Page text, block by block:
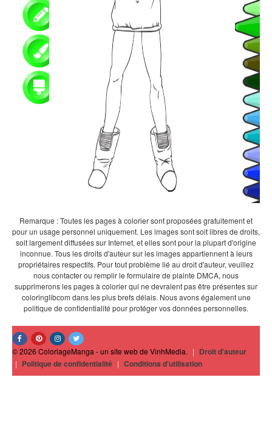
Remarque : Toutes les pages à colorier sont proposées gratuitement et
pour un usage personnel uniquement. Les images sont soit libres de droits,
soit largement diffusées sur Internet, et elles sont pour la plupart d'origine
inconnue. Tous les droits d'auteur sur les images appartiennent à leurs
propriétaires respectifs. Pour tout problème lié au droit d'auteur, veuillez
nous contacter ou remplir le formulaire de plainte DMCA, nous
supprimerons les pages à colorier qui ne devraient pas être présentes sur
coloringlibcom dans les plus brefs délais. Nous avons également une
politique de confidentialité pour protéger vos données personnelles.
© 2026 ColoriageManga - un site web de VinhMedia. | Droit d'auteur
| Politique de confidentialité | Conditions d'utilisation